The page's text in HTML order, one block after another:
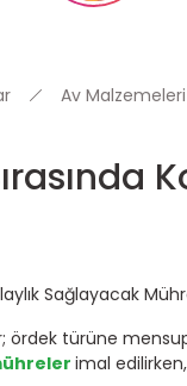
Av Malzemeleri
ördek türüne
imal